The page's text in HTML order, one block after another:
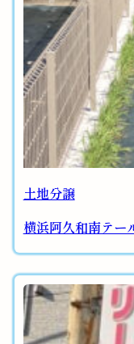
土地分譲
横浜阿久和南テー